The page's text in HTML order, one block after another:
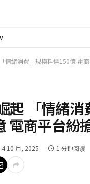
情緒消費」規模料達150億 電
起 「情緒消
電商平台紛
4 10 月, 2025 1 分钟阅读